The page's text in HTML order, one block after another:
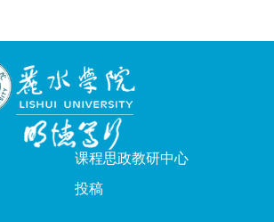
课程思政教研中心
投稿